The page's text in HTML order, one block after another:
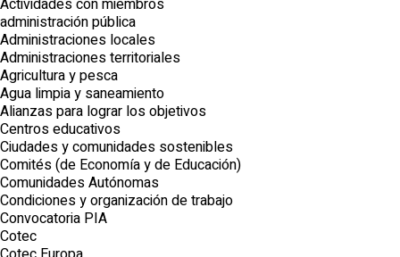
Actividades con miembros
administración pública
Administraciones locales
Administraciones territoriales
Agricultura y pesca
Agua limpia y saneamiento
Alianzas para lograr los objetivos
Centros educativos
Ciudades y comunidades sostenibles
Comités (de Economía y de Educación)
Comunidades Autónomas
Condiciones y organización de trabajo
Convocatoria PIA
Cotec